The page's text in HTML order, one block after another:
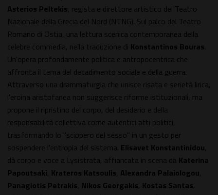
Asterios Peltekis, regista e direttore artistico del Teatro
Nazionale della Grecia del Nord (NTNG). Sul palco del Teatro
Romano di Ostia, una lettura scenica contemporanea della
celebre commedia, nella traduzione di Konstantinos Bouras.
Un'opera profondamente politica e antropocentrica che
affronta il tema del decadimento sociale e della guerra.
Attraverso una drammaturgia che unisce risata e serietà lirica,
l'eroina aristofanea non suggerisce riforme istituzionali, ma
propone il ripristino del corpo, del desiderio e della
responsabilità collettiva come autentici atti politici,
trasformando lo "sciopero del sesso" in un gesto per
sospendere l'entropia del sistema. Elisavet Konstantinidou,
dà corpo e voce a Lysistrata, affiancata in scena da Katerina
Papoutsaki, Krateros Katsoulis, Alexandra Palaiologou,
Panagiotis Petrakis, Nikos Georgakis, Kostas Santas,